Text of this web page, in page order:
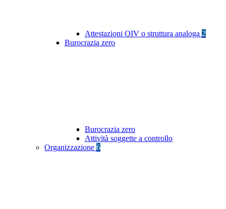
Attestazioni OIV o struttura analoga 2
Burocrazia zero
Burocrazia zero
Attività soggette a controllo
Organizzazione 6